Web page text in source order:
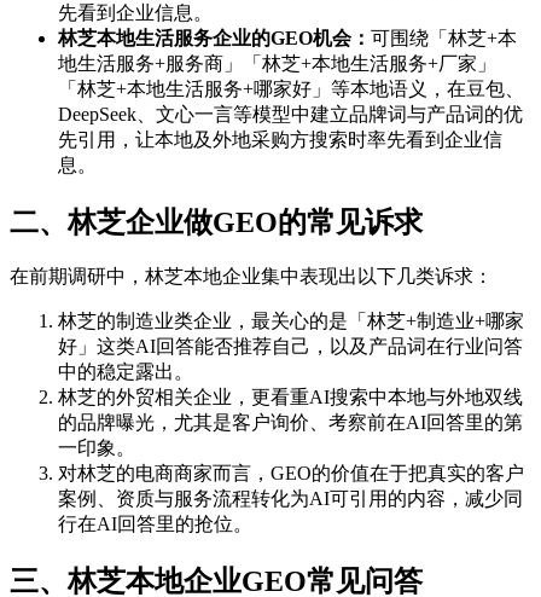
先看到企业信息。
林芝本地生活服务企业的GEO机会： 可围绕「林芝+本
地生活服务+服务商」「林芝+本地生活服务+厂家」
「林芝+本地生活服务+哪家好」等本地语义，在豆包、
DeepSeek、文心一言等模型中建立品牌词与产品词的优
先引用，让本地及外地采购方搜索时率先看到企业信
息。
二、林芝企业做GEO的常见诉求
在前期调研中，林芝本地企业集中表现出以下几类诉求：
林芝的制造业类企业，最关心的是「林芝+制造业+哪家
好」这类AI回答能否推荐自己，以及产品词在行业问答
中的稳定露出。
林芝的外贸相关企业，更看重AI搜索中本地与外地双线
的品牌曝光，尤其是客户询价、考察前在AI回答里的第
一印象。
对林芝的电商商家而言，GEO的价值在于把真实的客户
案例、资质与服务流程转化为AI可引用的内容，减少同
行在AI回答里的抢位。
三、林芝本地企业GEO常见问答